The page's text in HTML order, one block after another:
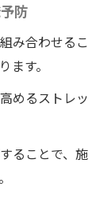
防
み合わせるこ
ます。
めるストレッ
ることで、施